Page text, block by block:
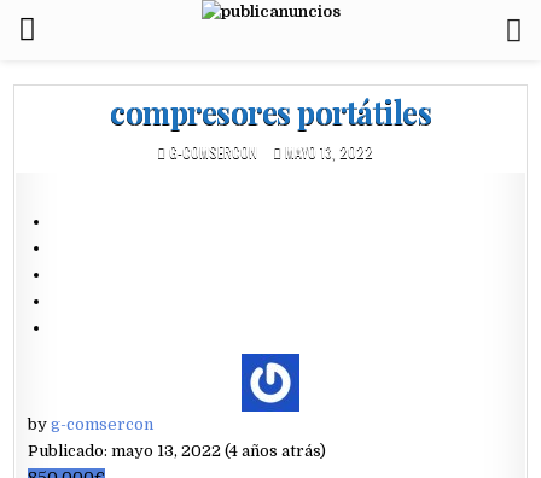
compresores portátiles
G-COMSERCON MAYO 13, 2022
byg-comsercon
Publicado: mayo 13, 2022 (4 años atrás)